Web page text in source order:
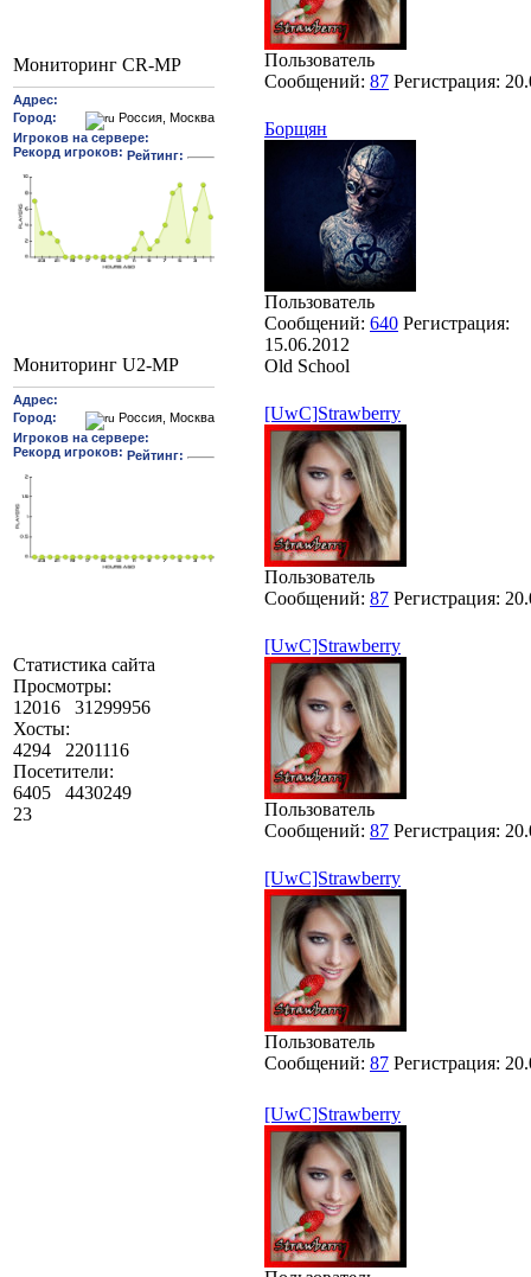
Мониторинг CR-MP
Мониторинг U2-MP
Статистика сайта
Просмотры:
12016
31299956
Хосты:
4294
2201116
Посетители:
6405
4430249
23
Пользователь
Сообщений: 87 Регистрация:
Борщян
Пользователь
Сообщений: 640 Регистрация:
15.06.2012
Old School
[UwC]Strawberry
Пользователь
Сообщений: 87 Регистрация:
[UwC]Strawberry
Пользователь
Сообщений: 87 Регистрация:
[UwC]Strawberry
Пользователь
Сообщений: 87 Регистрация:
[UwC]Strawberry